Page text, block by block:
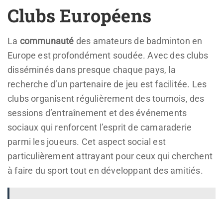
Clubs Européens
La communauté des amateurs de badminton en
Europe est profondément soudée. Avec des clubs
disséminés dans presque chaque pays, la
recherche d’un partenaire de jeu est facilitée. Les
clubs organisent régulièrement des tournois, des
sessions d’entraînement et des événements
sociaux qui renforcent l’esprit de camaraderie
parmi les joueurs. Cet aspect social est
particulièrement attrayant pour ceux qui cherchent
à faire du sport tout en développant des amitiés.